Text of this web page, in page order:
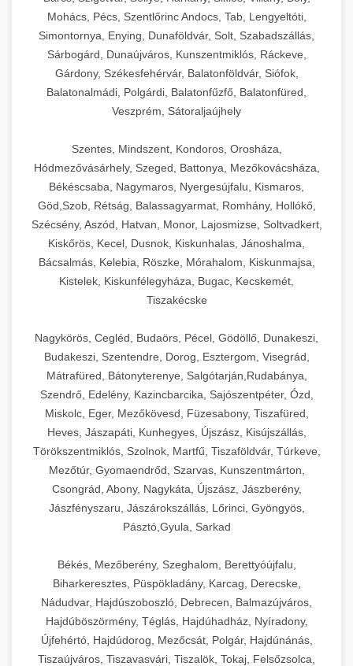
Mohács, Pécs, Szentlőrinc Andocs, Tab, Lengyeltóti,
Simontornya, Enying, Dunaföldvár, Solt, Szabadszállás,
Sárbogárd, Dunaújváros, Kunszentmiklós, Ráckeve,
Gárdony, Székesfehérvár, Balatonföldvár, Siófok,
Balatonalmádi, Polgárdi, Balatonfűzfő, Balatonfüred,
Veszprém, Sátoraljaújhely
Szentes, Mindszent, Kondoros, Orosháza,
Hódmezővásárhely, Szeged, Battonya, Mezőkovácsháza,
Békéscsaba, Nagymaros, Nyergesújfalu, Kismaros,
Göd,Szob, Rétság, Balassagyarmat, Romhány, Hollókő,
Szécsény, Aszód, Hatvan, Monor, Lajosmizse, Soltvadkert,
Kiskőrös, Kecel, Dusnok, Kiskunhalas, Jánoshalma,
Bácsalmás, Kelebia, Röszke, Mórahalom, Kiskunmajsa,
Kistelek, Kiskunfélegyháza, Bugac, Kecskemét,
Tiszakécske
Nagykörös, Cegléd, Budaörs, Pécel, Gödöllő, Dunakeszi,
Budakeszi, Szentendre, Dorog, Esztergom, Visegrád,
Mátrafüred, Bátonyterenye, Salgótarján,Rudabánya,
Szendrő, Edelény, Kazincbarcika, Sajószentpéter, Ózd,
Miskolc, Eger, Mezőkövesd, Füzesabony, Tiszafüred,
Heves, Jászapáti, Kunhegyes, Újszász, Kisújszállás,
Törökszentmiklós, Szolnok, Martfű, Tiszaföldvár, Túrkeve,
Mezőtúr, Gyomaendrőd, Szarvas, Kunszentmárton,
Csongrád, Abony, Nagykáta, Újszász, Jászberény,
Jászfényszaru, Jászárokszállás, Lőrinci, Gyöngyös,
Pásztó,Gyula, Sarkad
Békés, Mezőberény, Szeghalom, Berettyóújfalu,
Biharkeresztes, Püspökladány, Karcag, Derecske,
Nádudvar, Hajdúszoboszló, Debrecen, Balmazújváros,
Hajdúböszörmény, Téglás, Hajdúhadház, Nyíradony,
Újfehértó, Hajdúdorog, Mezőcsát, Polgár, Hajdúnánás,
Tiszaújváros, Tiszavasvári, Tiszalök, Tokaj, Felsőzsolca,